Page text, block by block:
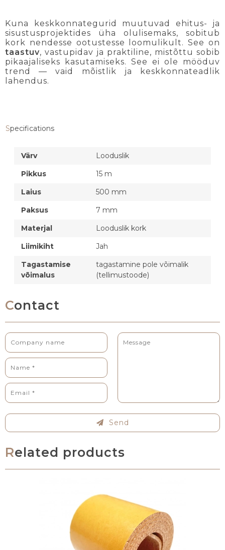
Kuna keskkonnategurid muutuvad ehitus- ja
sisustusprojektides üha olulisemaks, sobitub
kork nendesse ootustesse loomulikult. See on
taastuv, vastupidav ja praktiline, mistõttu sobib
pikaajaliseks kasutamiseks. See ei ole mööduv
trend — vaid mõistlik ja keskkonnateadlik
lahendus.
Specifications
Värv
Looduslik
Pikkus
15 m
Laius
500 mm
Paksus
7 mm
Materjal
Looduslik kork
Liimikiht
Jah
Tagastamise
võimalus
tagastamine pole võimalik
(tellimustoode)
Contact
Send
Related products